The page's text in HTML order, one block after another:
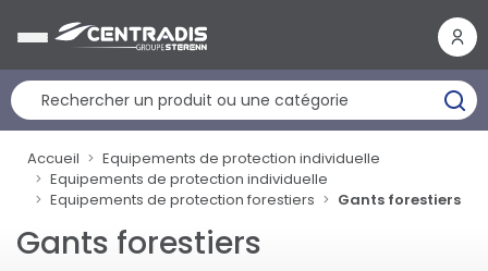
Accueil
Equipements de protection individuelle
Equipements de protection individuelle
Equipements de protection forestiers
Gants forestiers
Gants forestiers